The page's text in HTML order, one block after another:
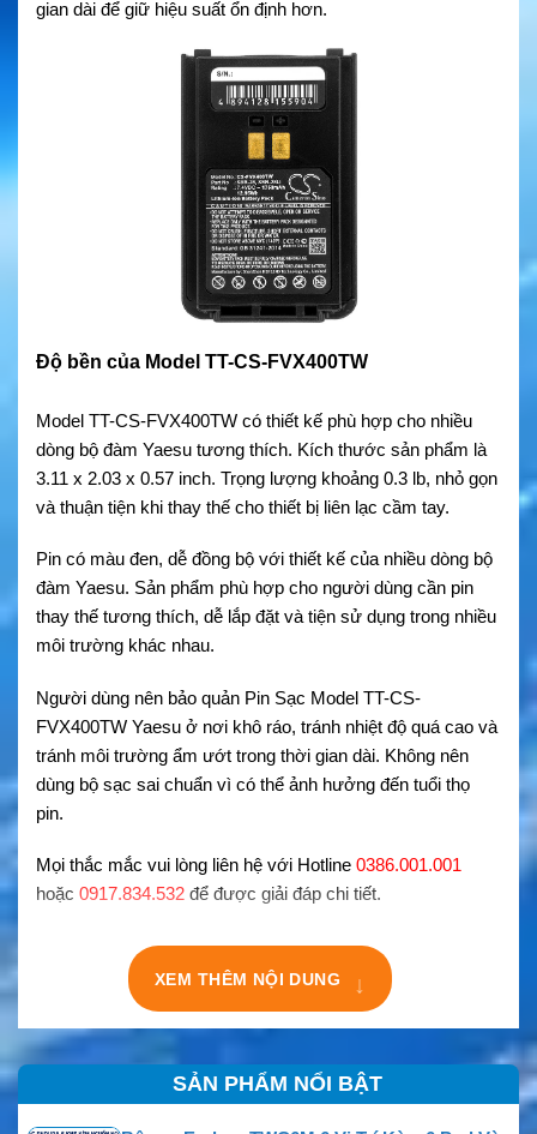
gian dài để giữ hiệu suất ổn định hơn.
Độ bền của Model TT-CS-FVX400TW
Model TT-CS-FVX400TW có thiết kế phù hợp cho nhiều
dòng bộ đàm Yaesu tương thích. Kích thước sản phẩm là
3.11 x 2.03 x 0.57 inch. Trọng lượng khoảng 0.3 lb, nhỏ gọn
và thuận tiện khi thay thế cho thiết bị liên lạc cầm tay.
Pin có màu đen, dễ đồng bộ với thiết kế của nhiều dòng bộ
đàm Yaesu. Sản phẩm phù hợp cho người dùng cần pin
thay thế tương thích, dễ lắp đặt và tiện sử dụng trong nhiều
môi trường khác nhau.
Người dùng nên bảo quản Pin Sạc Model TT-CS-
FVX400TW Yaesu ở nơi khô ráo, tránh nhiệt độ quá cao và
tránh môi trường ẩm ướt trong thời gian dài. Không nên
dùng bộ sạc sai chuẩn vì có thể ảnh hưởng đến tuổi thọ
pin.
Mọi thắc mắc vui lòng liên hệ với Hotline 0386.001.001
hoặc 0917.834.532 để được giải đáp chi tiết.
XEM THÊM NỘI DUNG ↓
SẢN PHẨM NỔI BẬT